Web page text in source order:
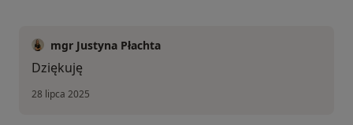
mgr Justyna Płachta
Dziękuję
28 lipca 2025